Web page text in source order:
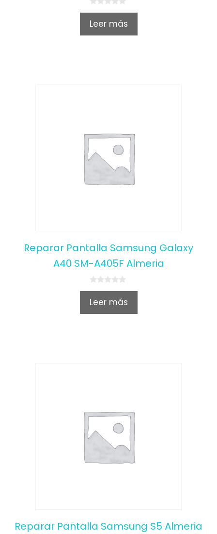
0
u
Leer más
Reparar Pantalla Samsung Galaxy
A40 SM-A405F Almeria
0
u
Leer más
Reparar Pantalla Samsung S5 Almeria